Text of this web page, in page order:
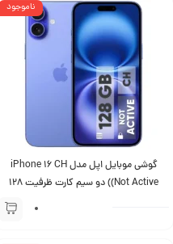
ناموجود
گوشی موبایل اپل مدل iPhone 16 CH
(Not Active) دو سیم کارت ظرفیت 128